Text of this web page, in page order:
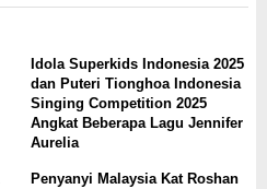
Idola Superkids Indonesia 2025
dan Puteri Tionghoa Indonesia
Singing Competition 2025
Angkat Beberapa Lagu Jennifer
Aurelia
Penyanyi Malaysia Kat Roshan